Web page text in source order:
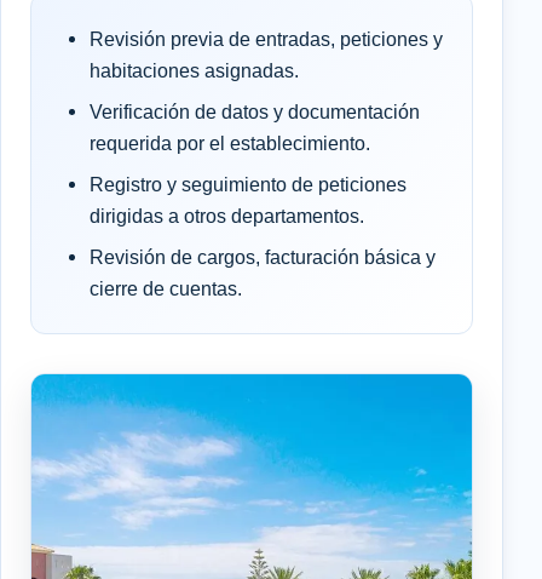
Revisión previa de entradas, peticiones y
habitaciones asignadas.
Verificación de datos y documentación
requerida por el establecimiento.
Registro y seguimiento de peticiones
dirigidas a otros departamentos.
Revisión de cargos, facturación básica y
cierre de cuentas.